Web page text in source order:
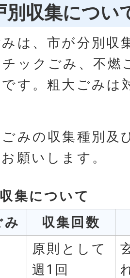
別収集につい
は、市が分別収
ックごみ、不燃
す。粗大ごみは
みの収集種別及
願いします。
集について
み
収集回数
原則として
週1回